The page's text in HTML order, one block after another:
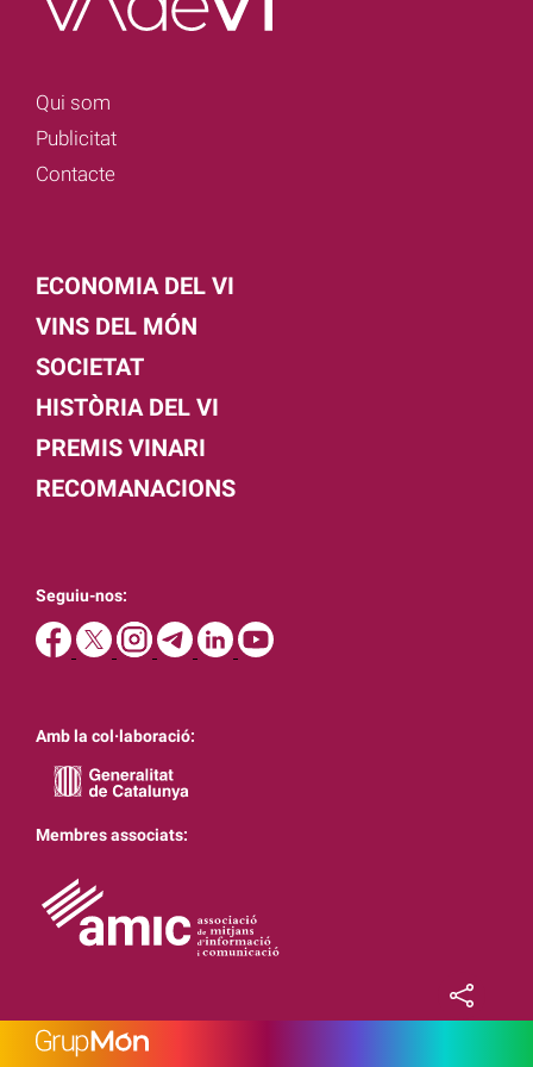
Qui som
Publicitat
Contacte
ECONOMIA DEL VI
VINS DEL MÓN
SOCIETAT
HISTÒRIA DEL VI
PREMIS VINARI
RECOMANACIONS
Seguiu-nos:
Amb la col·laboració:
Membres associats: